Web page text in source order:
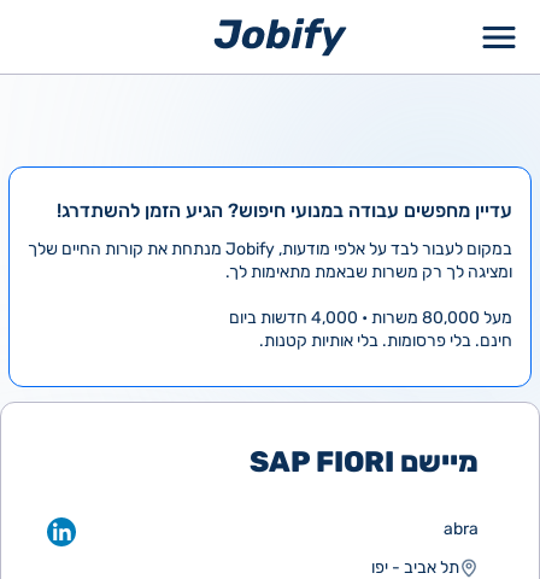
עדיין מחפשים עבודה במנועי חיפוש? הגיע הזמן להשתדרג!
במקום לעבור לבד על אלפי מודעות, Jobify מנתחת את קורות החיים שלך
ומציגה לך רק משרות שבאמת מתאימות לך.
מעל 80,000 משרות • 4,000 חדשות ביום
חינם. בלי פרסומות. בלי אותיות קטנות.
מיישם SAP FIORI
abra
תל אביב - יפו